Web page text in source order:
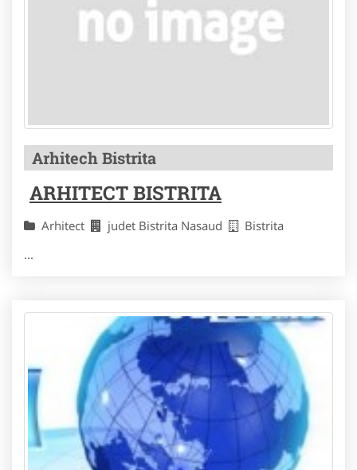
Arhitech Bistrita
ARHITECT BISTRITA
Arhitect judet Bistrita Nasaud
Bistrita
...